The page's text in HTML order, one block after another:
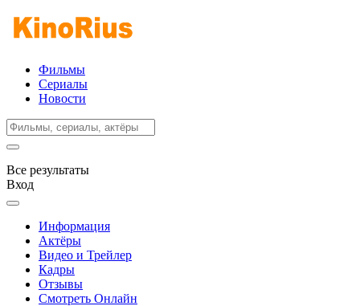
Фильмы
Сериалы
Новости
Все результаты
Вход
Информация
Актёры
Видео и Трейлер
Кадры
Отзывы
Смотреть Онлайн